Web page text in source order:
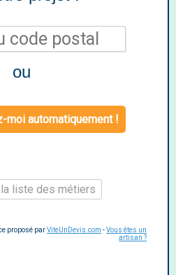
ou
automatiquement !
la liste des métiers
proposé parViteUnDevis.com -Vous êtes un
artisan ?